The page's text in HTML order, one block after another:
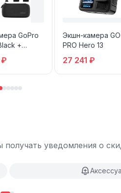
GoPro
+
CHRB-
Экшн-камера GO
PRO Hero 13
27 241 ₽
уведомления о